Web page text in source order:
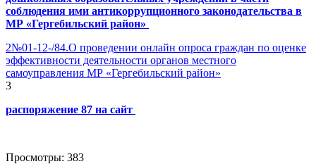
соблюдения ими антикоррупционного законодательства в
МР «Гергебильский район»
2№01-12-/84.О проведении онлайн опроса граждан по оценке
эффективности деятельности органов местного
самоуправления МР «Гергебильский район»
3
распоряжение 87 на сайт
Просмотры: 383